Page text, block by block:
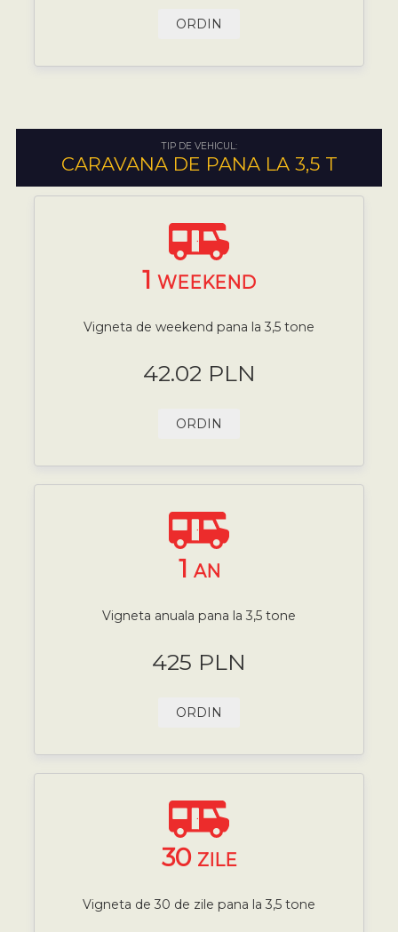
ORDIN
TIP DE VEHICUL:
CARAVANA DE PANA LA 3,5 T
1 WEEKEND
Vigneta de weekend pana la 3,5 tone
42.02 PLN
ORDIN
1 AN
Vigneta anuala pana la 3,5 tone
425 PLN
ORDIN
30 ZILE
Vigneta de 30 de zile pana la 3,5 tone